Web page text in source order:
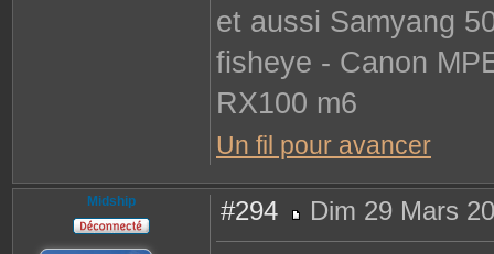
et aussi Samyang
fisheye - Canon
RX100 m6
Un fil pour avancer
Midship #294
e
Dim 29 Mars